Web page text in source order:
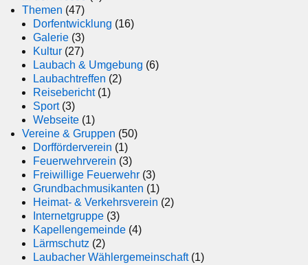
Themen (47)
Dorfentwicklung (16)
Galerie (3)
Kultur (27)
Laubach & Umgebung (6)
Laubachtreffen (2)
Reisebericht(1)
Sport(3)
Webseite (1)
Vereine & Gruppen (50)
Dorfförderverein (1)
Feuerwehrverein (3)
Freiwillige Feuerwehr (3)
Grundbachmusikanten (1)
Heimat- & Verkehrsverein (2)
Internetgruppe (3)
Kapellengemeinde (4)
Lärmschutz (2)
Laubacher Wählergemeinschaft(1)